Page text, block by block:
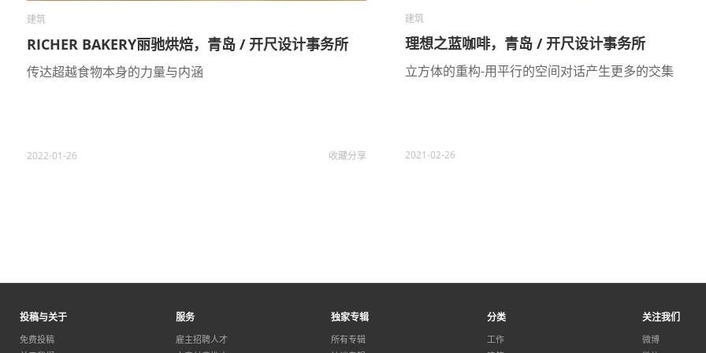
建筑
RICHER BAKERY丽驰烘焙，青岛 / 开尺设计事务所
传达超越食物本身的力量与内涵
2022-01-26 收藏分享
建筑
理想之蓝咖啡，青岛 / 开尺设计事务所
立方体的重构-用平行的空间对话产生更多的交集
2021-02-26
投稿与关于
免费投稿
服务
雇主招聘人才
独家专辑
所有专辑
分类
工作
关注我们
微博